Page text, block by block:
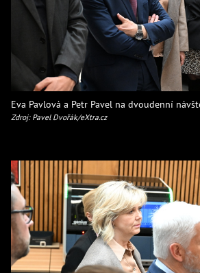
Eva Pavlová a Petr Pavel na dvoudenní
Zdroj: Pavel Dvořák/eXtra.cz